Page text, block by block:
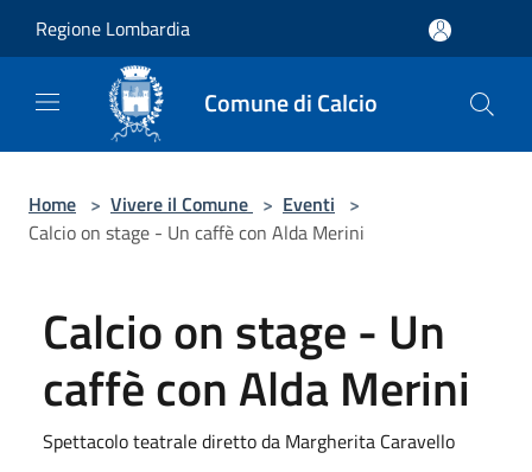
Regione Lombardia
Comune di Calcio
Home > Vivere il Comune > Eventi >
Calcio on stage - Un caffè con Alda Merini
Calcio on stage - Un
caffè con Alda Merini
Spettacolo teatrale diretto da Margherita Caravello